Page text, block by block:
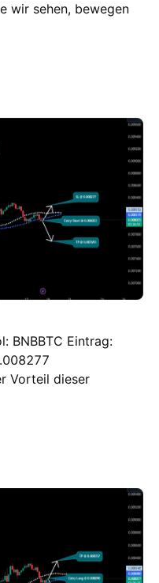
wir sehen, bewegen
Umfang
auf der Suche
dem Aufbau zu
BNBBTC Eintrag:
Vorteil dieser
sie eine größere
Möglichkeiten bieten,
werden aufgrund
offenen Türen für die